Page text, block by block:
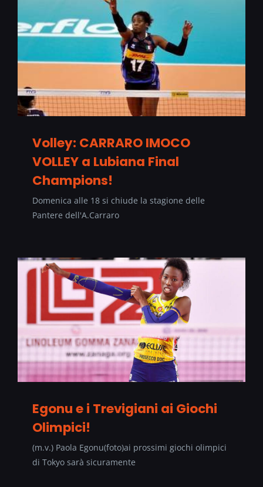
Volley: CARRARO IMOCO
VOLLEY a Lubiana Final
Champions!
Domenica alle 18 si chiude la stagione delle
Pantere dell'A.Carraro
Egonu e i Trevigiani ai Giochi
Olimpici!
(m.v.) Paola Egonu(foto)ai prossimi giochi olimpici
di Tokyo sarà sicuramente